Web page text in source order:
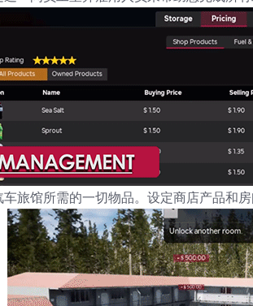
车旅馆所需的一切物品。设定商店产品和